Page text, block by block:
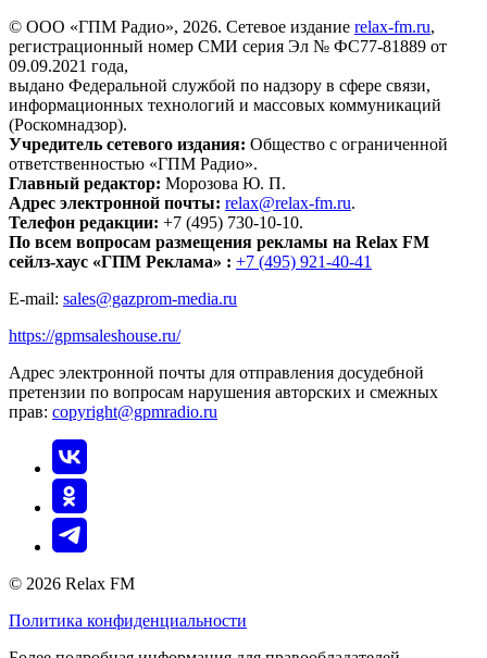
© ООО «ГПМ Радио», 2026. Сетевое издание relax-fm.ru,
регистрационный номер СМИ серия Эл № ФС77-81889 от
09.09.2021 года,
выдано Федеральной службой по надзору в сфере связи,
информационных технологий и массовых коммуникаций
(Роскомнадзор).
Учредитель сетевого издания: Общество с ограниченной
ответственностью «ГПМ Радио».
Главный редактор: Морозова Ю. П.
Адрес электронной почты: relax@relax-fm.ru.
Телефон редакции: +7 (495) 730-10-10.
По всем вопросам размещения рекламы на Relax FM
сейлз-хаус «ГПМ Реклама» : +7 (495) 921-40-41
E-mail: sales@gazprom-media.ru
https://gpmsaleshouse.ru/
Адрес электронной почты для отправления досудебной
претензии по вопросам нарушения авторских и смежных
прав: copyright@gpmradio.ru
© 2026 Relax FM
Политика конфиденциальности